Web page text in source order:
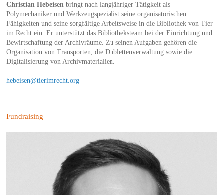
Christian Hebeisen bringt nach langjähriger Tätigkeit als
Polymechaniker und Werkzeugspezialist seine organisatorischen
Fähigkeiten und seine sorgfältige Arbeitsweise in die Bibliothek von Tier
im Recht ein. Er unterstützt das Bibliotheksteam bei der Einrichtung und
Bewirtschaftung der Archivräume. Zu seinen Aufgaben gehören die
Organisation von Transporten, die Dublettenverwaltung sowie die
Digitalisierung von Archivmaterialien.
hebeisen@tierimrecht.org
Fundraising